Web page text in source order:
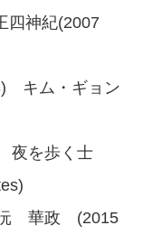
四神紀(2007
キム・ギョン
夜を歩く士
華政 (2015